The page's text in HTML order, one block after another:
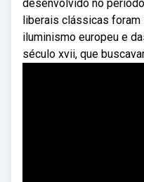
desenvolvido no
liberais clássicas
iluminismo europeu e
século xvii, que